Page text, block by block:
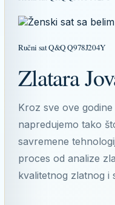
Ručni sat Q&Q Q978J204Y
Zlatara
Kroz sve ove
napredujemo tako
savremene
proces od analize
kvalitetnog zlatnog i